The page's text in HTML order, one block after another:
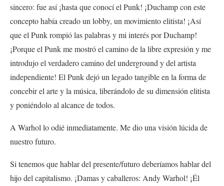
sincero: fue así ¡hasta que conocí el Punk! ¡Duchamp con este
concepto había creado un lobby, un movimiento elitista! ¡Así
que el Punk rompió las palabras y mi interés por Duchamp!
¡Porque el Punk me mostró el camino de la libre expresión y me
introdujo el verdadero camino del underground y del artista
independiente! El Punk dejó un legado tangible en la forma de
concebir el arte y la música, liberándolo de su dimensión elitista
y poniéndolo al alcance de todos.
A Warhol lo odié inmediatamente. Me dio una visión lúcida de
nuestro futuro.
Si tenemos que hablar del presente/futuro deberíamos hablar del
hijo del capitalismo. ¡Damas y caballeros: Andy Warhol! ¡Él